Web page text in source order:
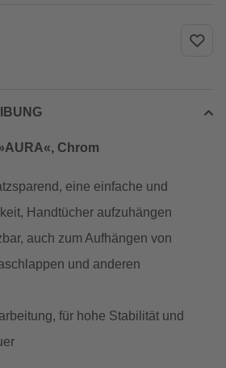
Chrom
eine einfache und
Handtücher aufzuhängen
auch zum Aufhängen von
und anderen
für hohe Stabilität und